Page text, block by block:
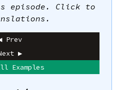
episode. Click to
Prev
▶
Examples